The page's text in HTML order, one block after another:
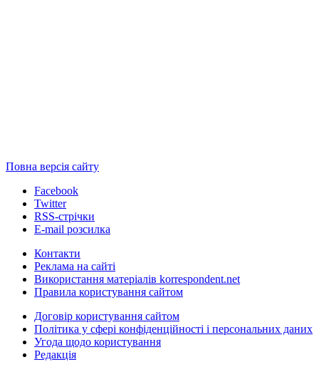
Повна версія сайту
Facebook
Twitter
RSS-стрічки
E-mail розсилка
Контакти
Реклама на сайті
Використання матеріалів korrespondent.net
Правила користування сайтом
Договір користування сайтом
Політика у сфері конфіденційності і персональних даних
Угода щодо користування
Редакція